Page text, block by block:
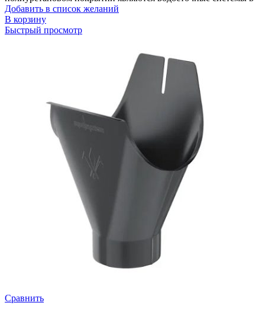
Добавить в список желаний
В корзину
Быстрый просмотр
Сравнить